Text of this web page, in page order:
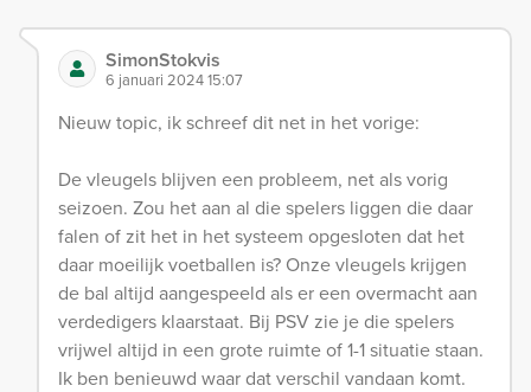
SimonStokvis
6 januari 2024 15:07
Nieuw topic, ik schreef dit net in het vorige:
De vleugels blijven een probleem, net als vorig
seizoen. Zou het aan al die spelers liggen die daar
falen of zit het in het systeem opgesloten dat het
daar moeilijk voetballen is? Onze vleugels krijgen
de bal altijd aangespeeld als er een overmacht aan
verdedigers klaarstaat. Bij PSV zie je die spelers
vrijwel altijd in een grote ruimte of 1-1 situatie staan.
Ik ben benieuwd waar dat verschil vandaan komt.